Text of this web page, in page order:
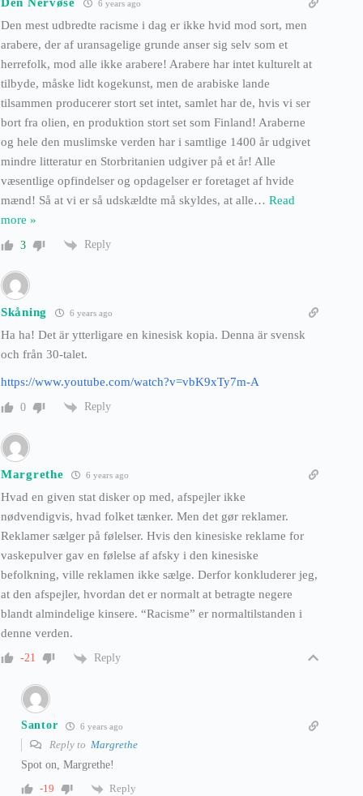
Den Nervøse 6 years ago
Den mest udbredte racisme i dag er ikke hvid mod sort, men
arabere, der af uransagelige grunde anser sig selv som et
herrefolk, mod alle ikke arabere! Arabere har intet kulturelt at
tilbyde, måske lidt kogekunst, men de arabiske lande
tilsammen producerer stort set intet, samlet har de, hvis vi ser
bort fra olien, en produktion stort set som Finland! Araberne
og hele den muslimske verden har i samtlige 1400 år udgivet
mindre litteratur en Storbritanien udgiver på et år! Alle
væsentlige opfindelser og opdagelser er foretaget af hvide
mænd! Så at vi er så udskældte må skyldes, at alle… Read
more »
3 Reply
Skåning 6 years ago
Ha ha! Det är ytterligare en kinesisk kopia. Denna är svensk
och från 30-talet.
https://www.youtube.com/watch?v=vbK9xTy7m-A
0 Reply
Margrethe 6 years ago
Hvad en given stat disker op med, afspejler ikke
nødvendigvis, hvad folket tænker. Men det gør reklamer.
Reklamer sælger på følelser. Hvis den kinesiske reklame for
vaskepulver gav en følelse af afsky i den kinesiske
befolkning, ville reklamen ikke sælge. Derfor konkluderer jeg,
at den afspejler, hvordan det er normalt at betragte negere
blandt almindelige kinsere. “Racisme” er normaltilstanden i
denne verden.
-21 Reply
Santor 6 years ago
Reply to Margrethe
Spot on, Margrethe!
-19
Reply